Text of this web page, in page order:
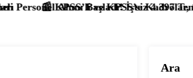
Kadrolar, Şartlar ve Başvuru Ekranı
4.397 Temizlik Görevlisi ve Hizmetli
📰
Ara